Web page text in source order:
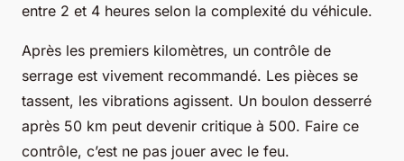
entre 2 et 4 heures selon la complexité du véhicule.
Après les premiers kilomètres, un contrôle de
serrage est vivement recommandé. Les pièces se
tassent, les vibrations agissent. Un boulon desserré
après 50 km peut devenir critique à 500. Faire ce
contrôle, c’est ne pas jouer avec le feu.